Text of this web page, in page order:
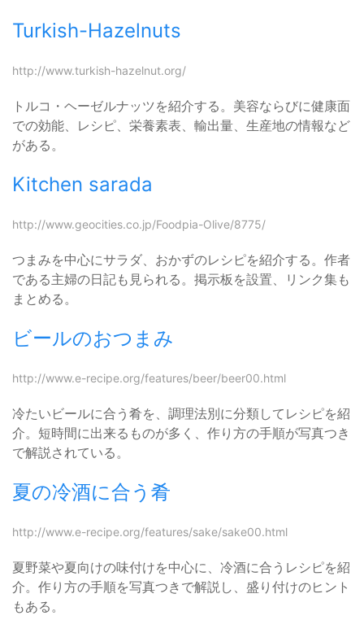
Turkish-Hazelnuts
http://www.turkish-hazelnut.org/
トルコ・ヘーゼルナッツを紹介する。美容ならびに健康面
での効能、レシピ、栄養素表、輸出量、生産地の情報など
がある。
Kitchen sarada
http://www.geocities.co.jp/Foodpia-Olive/8775/
つまみを中心にサラダ、おかずのレシピを紹介する。作者
である主婦の日記も見られる。掲示板を設置、リンク集も
まとめる。
ビールのおつまみ
http://www.e-recipe.org/features/beer/beer00.html
冷たいビールに合う肴を、調理法別に分類してレシピを紹
介。短時間に出来るものが多く、作り方の手順が写真つき
で解説されている。
夏の冷酒に合う肴
http://www.e-recipe.org/features/sake/sake00.html
夏野菜や夏向けの味付けを中心に、冷酒に合うレシピを紹
介。作り方の手順を写真つきで解説し、盛り付けのヒント
もある。